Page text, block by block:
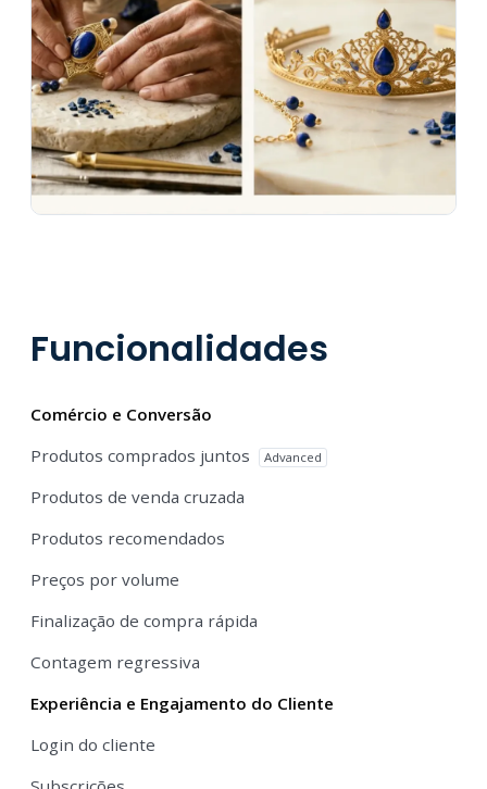
Funcionalidades
Comércio e Conversão
Produtos comprados juntos
Advanced
Produtos de venda cruzada
Produtos recomendados
Preços por volume
Finalização de compra rápida
Contagem regressiva
Experiência e Engajamento do Cliente
Login do cliente